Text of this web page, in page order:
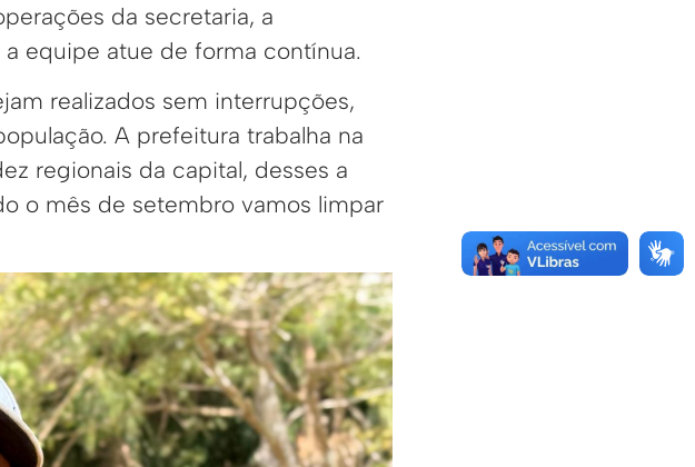
da secretaria, a
equipe atue de forma contínua.
realizados sem interrupções,
A prefeitura trabalha na
regionais da capital, desses a
o mês de setembro vamos limpar